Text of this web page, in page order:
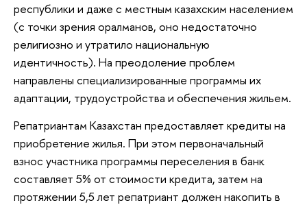
республики и даже с местным казахским населением
(с точки зрения оралманов, оно недостаточно
религиозно и утратило национальную
идентичность). На преодоление проблем
направлены специализированные программы их
адаптации, трудоустройства и обеспечения жильем.
Репатриантам Казахстан предоставляет кредиты на
приобретение жилья. При этом первоначальный
взнос участника программы переселения в банк
составляет 5% от стоимости кредита, затем на
протяжении 5,5 лет репатриант должен накопить в